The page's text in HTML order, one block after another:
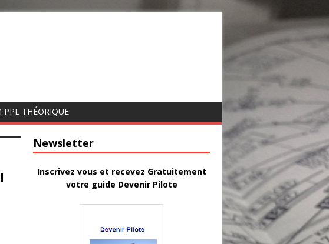
PPL THÉORIQUE
Newsletter
Inscrivez vous et recevez Gratuitement
votre guide Devenir Pilote